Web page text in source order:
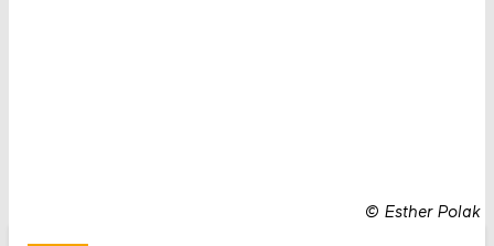
© Esther Polak